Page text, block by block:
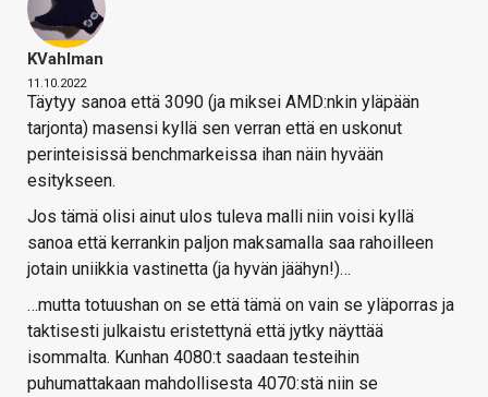
KVahlman
11.10.2022
Täytyy sanoa että 3090 (ja miksei AMD:nkin yläpään
tarjonta) masensi kyllä sen verran että en uskonut
perinteisissä benchmarkeissa ihan näin hyvään
esitykseen.
Jos tämä olisi ainut ulos tuleva malli niin voisi kyllä
sanoa että kerrankin paljon maksamalla saa rahoilleen
jotain uniikkia vastinetta (ja hyvän jäähyn!)…
…mutta totuushan on se että tämä on vain se yläporras ja
taktisesti julkaistu eristettynä että jytky näyttää
isommalta. Kunhan 4080:t saadaan testeihin
puhumattakaan mahdollisesta 4070:stä niin se